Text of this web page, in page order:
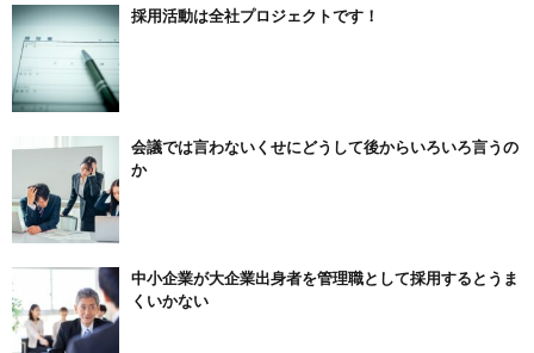
採用活動は全社プロジェクトです！
会議では言わないくせにどうして後からいろいろ言うの
か
中小企業が大企業出身者を管理職として採用するとうま
くいかない